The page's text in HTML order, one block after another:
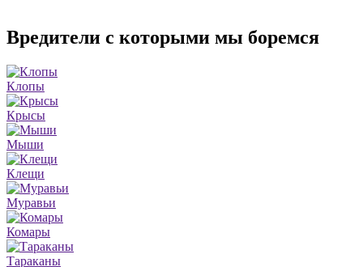
Вредители с которыми мы боремся
Клопы
Крысы
Мыши
Клещи
Муравьи
Комары
Тараканы